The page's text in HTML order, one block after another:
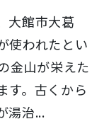
大館市大葛
使われたとい
金山が栄えた
す。古くから
湯治...